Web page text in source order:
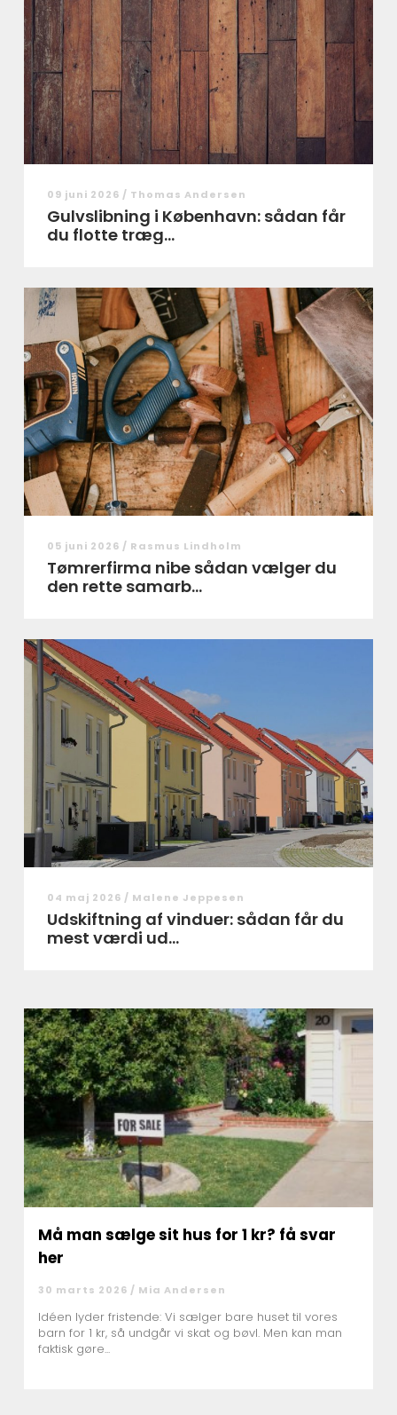
09 juni 2026 / Thomas Andersen
Gulvslibning i København: sådan får
du flotte træg...
05 juni 2026 / Rasmus Lindholm
Tømrerfirma nibe sådan vælger du
den rette samarb...
04 maj 2026 / Malene Jeppesen
Udskiftning af vinduer: sådan får du
mest værdi ud...
Må man sælge sit hus for 1 kr? få svar
her
30 marts 2026 / Mia Andersen
Idéen lyder fristende: Vi sælger bare huset til vores
barn for 1 kr, så undgår vi skat og bøvl. Men kan man
faktisk gøre...